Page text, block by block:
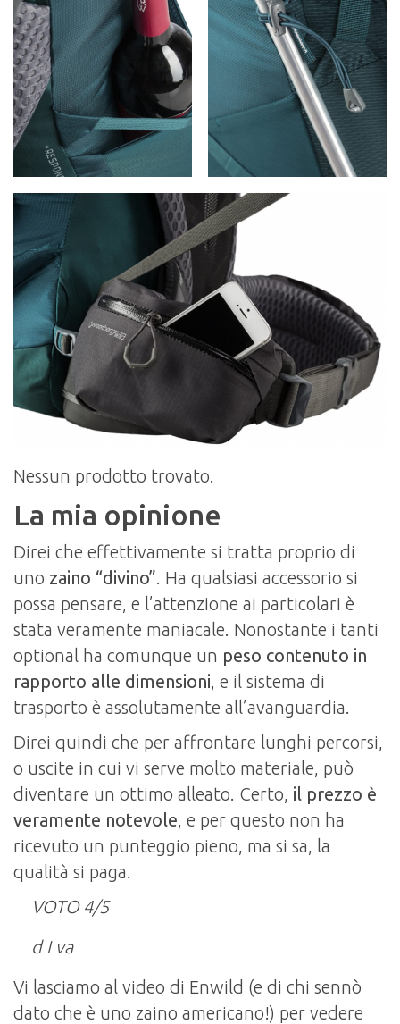
Nessun prodotto trovato.
La mia opinione
Direi che effettivamente si tratta proprio di
uno zaino “divino”. Ha qualsiasi accessorio si
possa pensare, e l’attenzione ai particolari è
stata veramente maniacale. Nonostante i tanti
optional ha comunque un peso contenuto in
rapporto alle dimensioni, e il sistema di
trasporto è assolutamente all’avanguardia.
Direi quindi che per affrontare lunghi percorsi,
o uscite in cui vi serve molto materiale, può
diventare un ottimo alleato. Certo, il prezzo è
veramente notevole, e per questo non ha
ricevuto un punteggio pieno, ma si sa, la
qualità si paga.
VOTO 4/5
d I va
Vi lasciamo al video di Enwild (e di chi sennò
dato che è uno zaino americano!) per vedere